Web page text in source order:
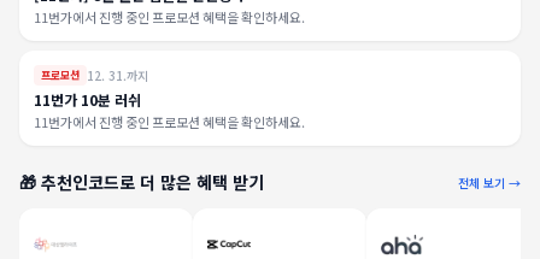
11번가에서 진행 중인 프로모션 혜택을 확인하세요.
프로모션 12. 31.까지
11번가 10분 러쉬
11번가에서 진행 중인 프로모션 혜택을 확인하세요.
🎁 추천인코드로 더 많은 혜택 받기 전체 보기 →